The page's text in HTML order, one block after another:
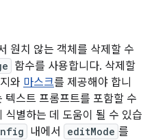
원치 않는 객체를 삭제할 수
함수를 사용합니다. 삭제할
와 마스크를 제공해야 합니
텍스트 프롬프트를 포함할 수
별하는 데 도움이 될 수 있습
내에서 editMode 를